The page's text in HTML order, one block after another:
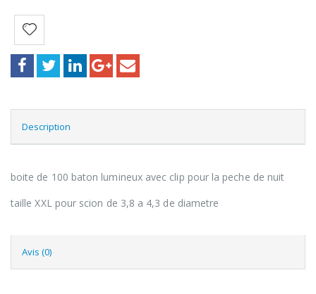
Description
boite de 100 baton lumineux avec clip pour la peche de nuit
taille XXL pour scion de 3,8 a 4,3 de diametre
Avis (0)